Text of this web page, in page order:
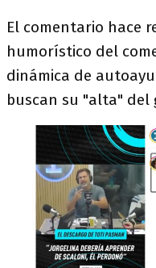
El comentario hace
humorístico del
dinámica de
buscan su "alta" del